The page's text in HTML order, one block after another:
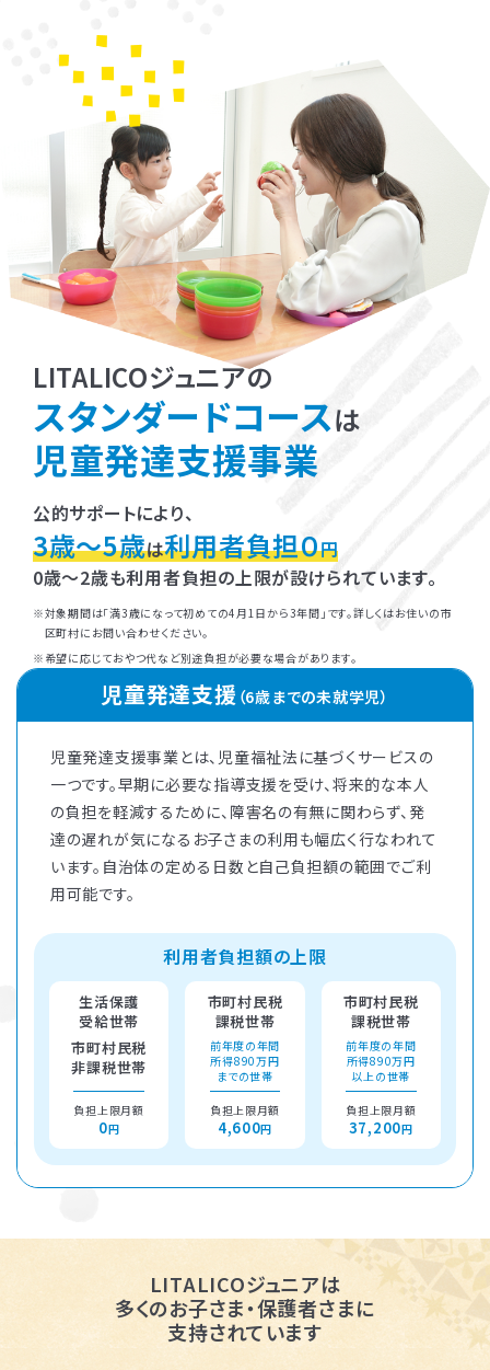
LITALICOジュニアの
スタンダードコースは
児童発達支援事業
公的サポートにより、
3歳～5歳は利用者負担０円
0歳～2歳も利用者負担の上限が設けられています。
対象期間は「満3歳になって初めての4月1日から3年間」です。詳しくはお住いの市
区町村にお問い合わせください。
希望に応じておやつ代など別途負担が必要な場合があります。
児童発達支援 （6歳までの未就学児）
児童発達支援事業とは、児童福祉法に基づくサービスの
一つです。早期に必要な指導支援を受け、将来的な本人
の負担を軽減するために、障害名の有無に関わらず、発
達の遅れが気になるお子さまの利用も幅広く行なわれて
います。自治体の定める日数と自己負担額の範囲でご利
用可能です。
利用者負担額の上限
生活保護
受給世帯
市町村民税
非課税世帯
負担上限月額
0円
市町村民税
課税世帯
前年度の年間
所得890万円
までの世帯
負担上限月額
4,600円
市町村民税
課税世帯
前年度の年間
所得890万円
以上の世帯
負担上限月額
37,200円
LITALICOジュニアは
多くのお子さま・保護者さまに
支持されています